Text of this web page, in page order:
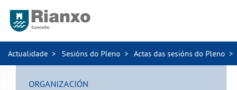
Actualidade Sesións do Pleno Actas das sesións do Pleno
ORGANIZACIÓN